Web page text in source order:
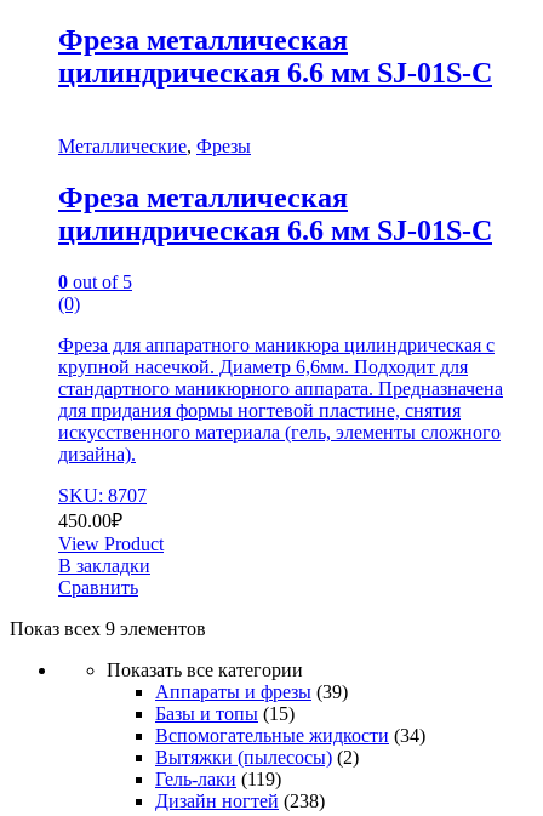
Фреза металлическая
цилиндрическая 6.6 мм SJ-01S-C
Металлические, Фрезы
Фреза металлическая
цилиндрическая 6.6 мм SJ-01S-C
0 out of 5
(0)
Фреза для аппаратного маникюра цилиндрическая с
крупной насечкой. Диаметр 6,6мм. Подходит для
стандартного маникюрного аппарата. Предназначена
для придания формы ногтевой пластине, снятия
искусственного материала (гель, элементы сложного
дизайна).
SKU: 8707
450.00₽
View Product
В закладки
Сравнить
Показ всех 9 элементов
Показать все категории
Аппараты и фрезы (39)
Базы и топы (15)
Вспомогательные жидкости (34)
Вытяжки (пылесосы) (2)
Гель-лаки (119)
Дизайн ногтей (238)